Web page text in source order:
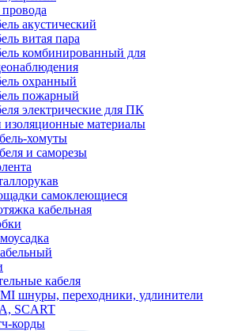
акустический
витая пара
комбинированный для
охранный
пожарный
электрические для ПК
материалы
хомуты
и саморезы
самоклеющиеся
кабельная
кабеля
шнуры, переходники, удлинители
SCART
корды